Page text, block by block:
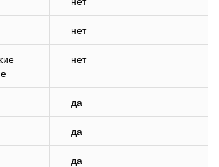
нет
нет
да
да
да